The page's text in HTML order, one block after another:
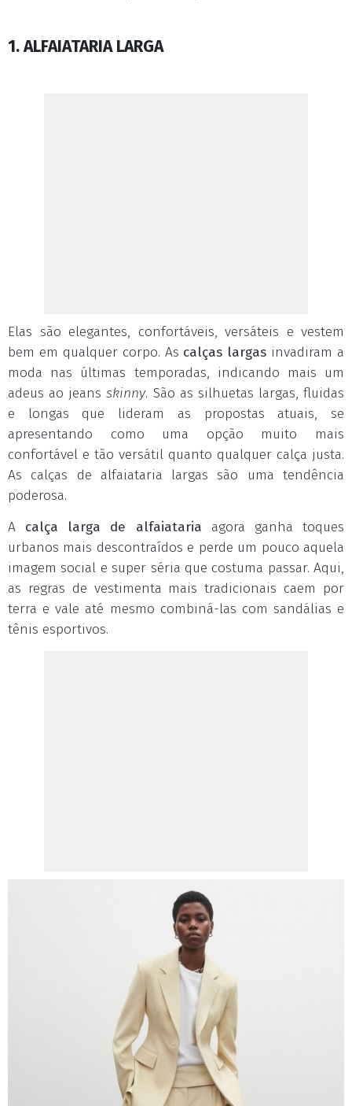
1. ALFAIATARIA LARGA
Elas são elegantes, confortáveis, versáteis e vestem
bem em qualquer corpo. As calças largas invadiram a
moda nas últimas temporadas, indicando mais um
adeus ao jeansskinny. São as silhuetas largas, fluidas
e longas que lideram as propostas atuais, se
apresentando como uma opção muito mais
confortável e tão versátil quanto qualquer calça justa.
As calças de alfaiataria largas são uma tendência
poderosa.
A calça larga de alfaiataria agora ganha toques
urbanos mais descontraídos e perde um pouco aquela
imagem social e super séria que costuma passar. Aqui,
as regras de vestimenta mais tradicionais caem por
terra e vale até mesmo combiná-las com sandálias e
tênis esportivos.